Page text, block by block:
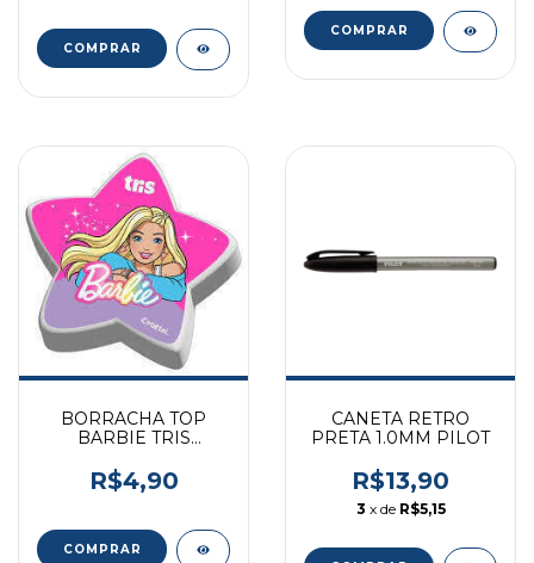
BORRACHA TOP
BARBIE TRIS
R$4,90
CANETA RETRO
PRETA 1.0MM PILOT
R$13,90
3 x de R$5,15